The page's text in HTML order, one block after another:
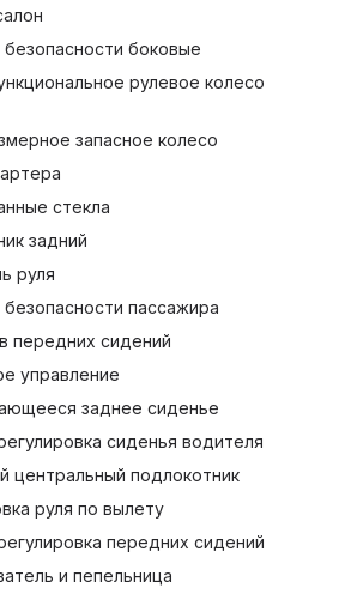
боковые
рулевое колесо
запасное колесо
стекла
задний
руля
пассажира
передних сидений
управление
заднее сиденье
сиденья водителя
центральный подлокотник
руля по вылету
передних сидений
и пепельница